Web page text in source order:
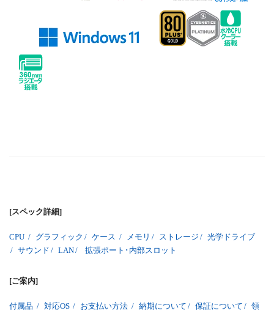
[スペック詳細]
CPU / グラフィック / ケース / メモリ / ストレージ / 光学ドライブ
/ サウンド / LAN/ 拡張ポート･内部スロット
[ご案内]
付属品 / 対応OS / お支払い方法 / 納期について / 保証について / 領